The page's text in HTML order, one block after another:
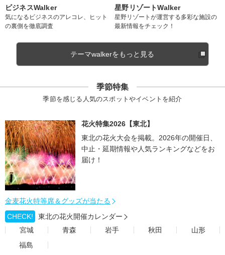
ビジネスWalker
気になるビジネスのアレコレ、ヒット
の裏側を徹底調査
星野リゾートWalker
星野リゾートが運営する多彩な施設の
最新情報をチェック！
テーマwalkerをもっと見る
季節特集
季節を感じる人気のスポットやイベントを紹介
花火特集2026【東北】
東北の花火大会を掲載。2026年の開催日、
中止・延期情報や人気ランキングなどをお
届け！
金麦花火特等席＆グッズが当たる
CHECK!
東北の花火開催カレンダー
宮城
青森 岩手 秋田
山形
福島